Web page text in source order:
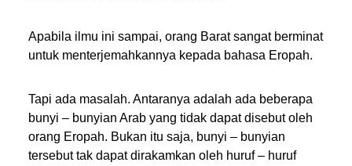
Apabila ilmu ini sampai, orang Barat sangat berminat
untuk menterjemahkannya kepada bahasa Eropah.
Tapi ada masalah. Antaranya adalah ada beberapa
bunyi – bunyian Arab yang tidak dapat disebut oleh
orang Eropah. Bukan itu saja, bunyi – bunyian
tersebut tak dapat dirakamkan oleh huruf – huruf